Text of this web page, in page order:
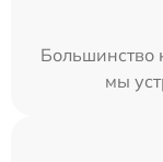
Большинство
мы